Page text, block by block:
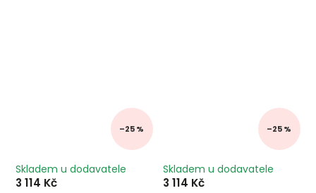
–25 %
Skladem u dodavatele
3 114 Kč
–25 %
Skladem u dodavatele
3 114 Kč